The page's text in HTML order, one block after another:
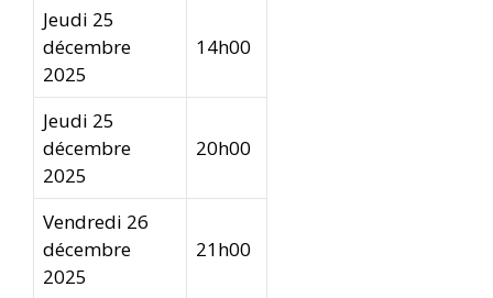
Jeudi 25
décembre
2025
14h00
Jeudi 25
décembre
2025
20h00
Vendredi 26
décembre
2025
21h00